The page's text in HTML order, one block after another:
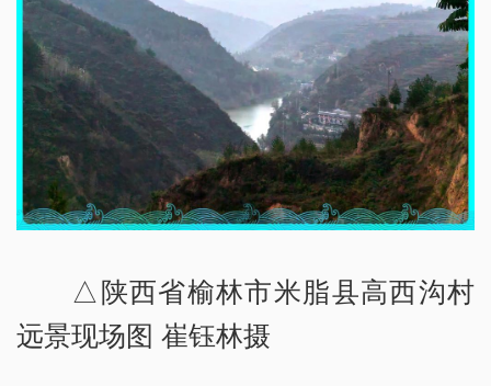
△陕西省榆林市米脂县高西沟村
远景现场图 崔钰林摄